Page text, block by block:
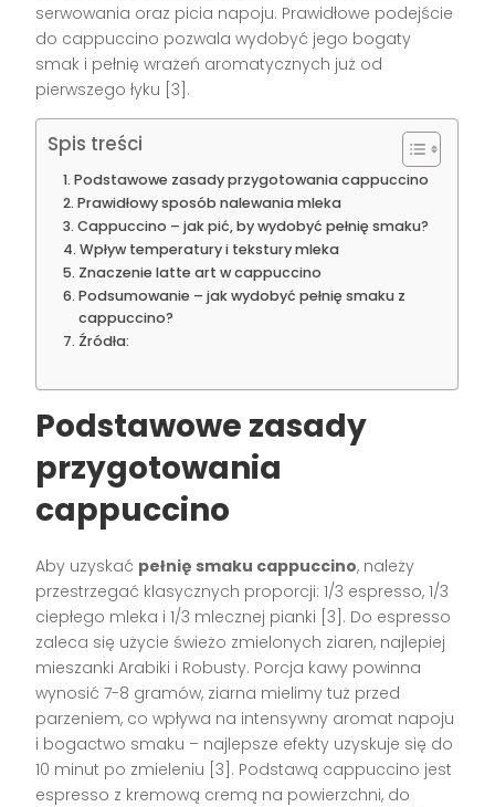
serwowania oraz picia napoju. Prawidłowe podejście
do cappuccino pozwala wydobyć jego bogaty
smak i pełnię wrażeń aromatycznych już od
pierwszego łyku [3] .
Spis treści
Podstawowe zasady przygotowania cappuccino
Prawidłowy sposób nalewania mleka
Cappuccino – jak pić, by wydobyć pełnię smaku?
Wpływ temperatury i tekstury mleka
Znaczenie latte art w cappuccino
Podsumowanie – jak wydobyć pełnię smaku z
cappuccino?
Źródła:
Podstawowe zasady
przygotowania
cappuccino
Aby uzyskać pełnię smaku cappuccino, należy
przestrzegać klasycznych proporcji: 1/3 espresso, 1/3
ciepłego mleka i 1/3 mlecznej pianki [3] . Do espresso
zaleca się użycie świeżo zmielonych ziaren, najlepiej
mieszanki Arabiki i Robusty. Porcja kawy powinna
wynosić 7-8 gramów, ziarna mielimy tuż przed
parzeniem, co wpływa na intensywny aromat napoju
i bogactwo smaku – najlepsze efekty uzyskuje się do
10 minut po zmieleniu [3] . Podstawą cappuccino jest
espresso z kremową cremą na powierzchni, do